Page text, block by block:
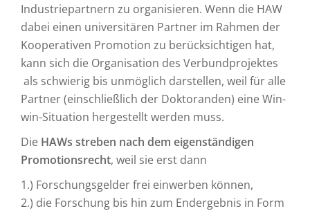
Industriepartnern zu organisieren. Wenn die HAW
dabei einen universitären Partner im Rahmen der
Kooperativen Promotion zu berücksichtigen hat,
kann sich die Organisation des Verbundprojektes
als schwierig bis unmöglich darstellen, weil für alle
Partner (einschließlich der Doktoranden) eine Win-
win-Situation hergestellt werden muss.
Die HAWs streben nach dem eigenständigen
Promotionsrecht, weil sie erst dann
1.) Forschungsgelder frei einwerben können,
2.) die Forschung bis hin zum Endergebnis in Form